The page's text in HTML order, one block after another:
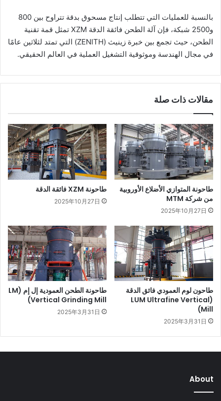
بالنسبة للعمليات التي تتطلب إنتاج مسحوق بدقة تتراوح بين 800
و2500 شبكة، فإن آلة الطحن فائقة الدقة XZM تمثل قمة تقنية
الطحن، حيث تجمع بين خبرة زينيث (ZENITH) التي تمتد لثلاثين عامًا
في مجال الهندسة وموثوقية التشغيل العملية في العالم الحقيقي.
مقالات ذات صلة
طاحونة المتوازي الأضلاع الأوروبية
من شركة MTM
2025年10月27日
طاحونة XZM فائقة الدقة
2025年10月27日
طاحون لوم العمودي فائق الدقة
(LUM Ultrafine Vertical
Mill)
2025年3月31日
طاحونة الطحن العمودية إل إم (LM
Vertical Grinding Mill)
2025年3月31日
About